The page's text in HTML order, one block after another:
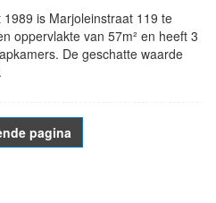
is Marjoleinstraat 119 te
oppervlakte van 57m² en heeft 3
De geschatte waarde
pagina